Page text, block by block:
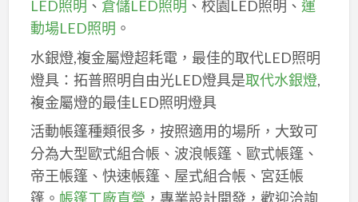
LED照明 、 倉儲LED照明 、校園LED照明、 運
動場LED照明 。
水銀燈,複金屬燈超耗電，最佳的取代LED照明
燈具：拓普照明自由光LED燈具是取代水銀燈,
複金屬燈的最佳LED照明燈具
活動帳篷種類很多，按照適用的場所，大致可
分為大型歐式組合帳、波浪帳篷、歐式帳篷、
帝王帳篷、快速帳篷、屋式組合帳、宮廷帳
篷。 帳篷工廠直營 ，專業設計開發，歡迎洽詢